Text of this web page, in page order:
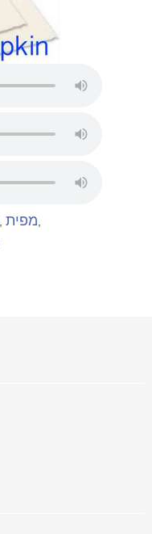
מפית